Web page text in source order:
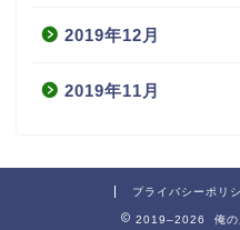
2019年12月
2019年11月
プライバシーポリ
2019–2026 俺の